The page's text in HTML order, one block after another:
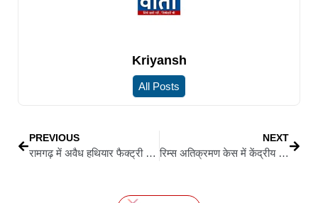
Kriyansh
All Posts
PREVIOUS
रामगढ़ में अवैध हथियार फैक्ट्री का खुलासा, ज्वाइंट ऑपरेशन में महिला समेत तीन गिरफ्तार
NEXT
रिम्स अतिक्रमण केस में केंद्रीय सरना समिति की अध्यक्ष निशा भगत को झारखंड हाई कोर्ट से मिली अग्रिम जमानत